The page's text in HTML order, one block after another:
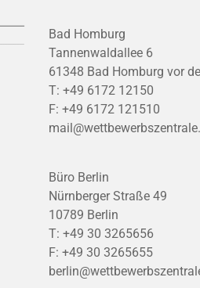
Bad Homburg
Tannenwaldallee 6
61348 Bad Homburg vor
T: +49 6172 12150
F: +49 6172 121510
Büro Berlin
Nürnberger Straße 49
10789 Berlin
T: +49 30 3265656
F: +49 30 3265655